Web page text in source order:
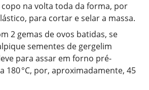
copo na volta toda da forma, por
para cortar e selar a massa.
2 gemas de ovos batidas, se
sementes de gergelim
para assar em forno pré-
180 °C, por, aproximadamente, 45